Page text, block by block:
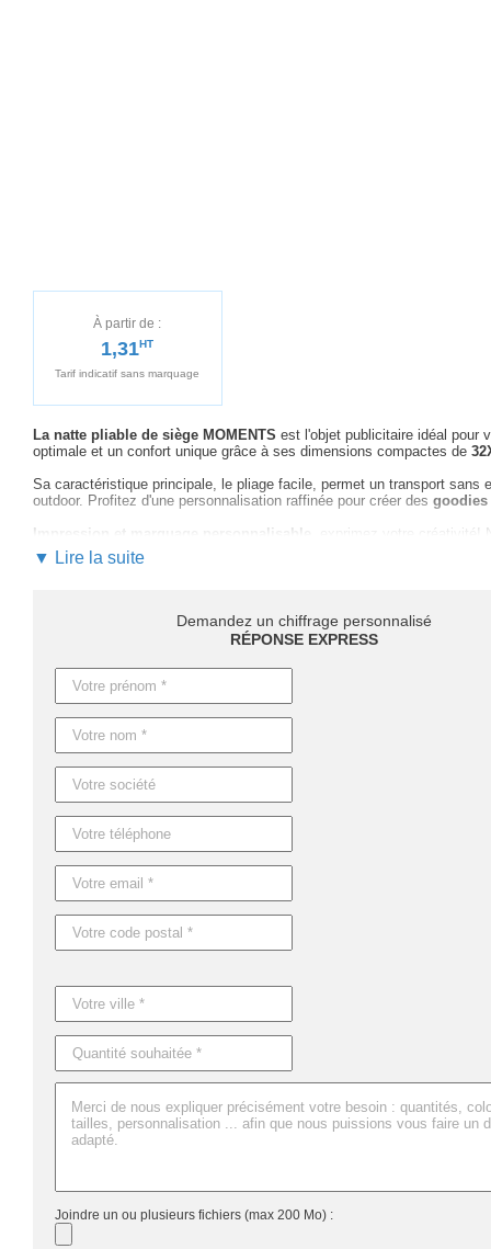
À partir de :
1,31HT
Tarif indicatif sans marquage
La natte pliable de siège MOMENTS est l'objet publicitaire idéal pour
optimale et un confort unique grâce à ses dimensions compactes de
Sa caractéristique principale, le pliage facile, permet un transport sans
outdoor. Profitez d'une personnalisation raffinée pour créer des
Impression et marquage personnalisable
, exprimez votre
marquage optimal pour votre logo.
Misez sur la natte de siège MOMENTSpour démarquer votre marque
Caractéristiques du produit :
Référence : KC6375
Nom : MOMENTS
Dimensions : 32X26X0,8 CM
▼ Lire la suite
Demandez un chiffrage personnalisé
RÉPONSE EXPRESS
Joindre un ou plusieurs fichiers (max 200 Mo) :